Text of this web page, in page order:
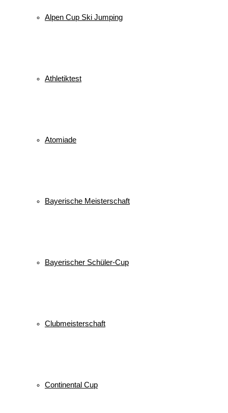
Alpen Cup Ski Jumping
Athletiktest
Atomiade
Bayerische Meisterschaft
Bayerischer Schüler-Cup
Clubmeisterschaft
Continental Cup